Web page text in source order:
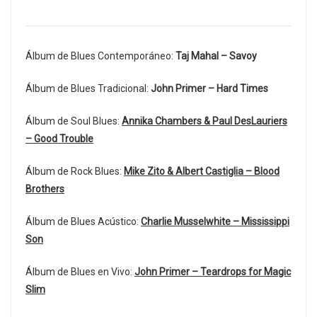
Álbum de Blues Contemporáneo: Taj Mahal – Savoy
Álbum de Blues Tradicional: John Primer – Hard Times
Álbum de Soul Blues: Annika Chambers & Paul DesLauriers
– Good Trouble
Álbum de Rock Blues: Mike Zito & Albert Castiglia – Blood
Brothers
Álbum de Blues Acústico: Charlie Musselwhite – Mississippi
Son
Álbum de Blues en Vivo: John Primer – Teardrops for Magic
Slim